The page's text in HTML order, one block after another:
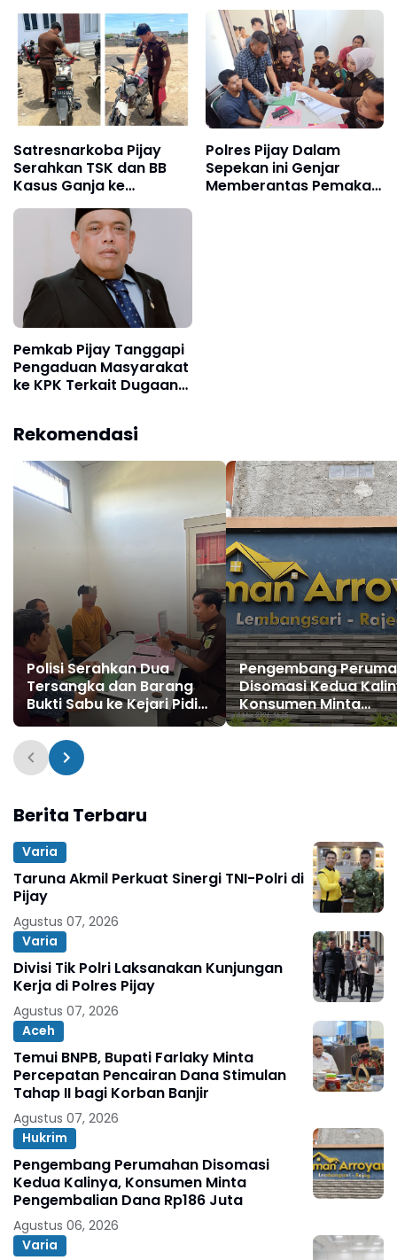
Satresnarkoba Pijay
Serahkan TSK dan BB
Kasus Ganja ke
Kejaksaan
Polres Pijay Dalam
Sepekan ini Genjar
Memberantas Pemakai
Pemkab Pijay Tanggapi
Pengaduan Masyarakat
ke KPK Terkait Dugaan
Rekomendasi
Polisi Serahkan Dua
Tersangka dan Barang
Bukti Sabu ke Kejari Pidie
Jaya
Pengembang
Disomasi Kedua
Konsumen Minta
Pengembalian Dana
Berita Terbaru
Varia
Taruna Akmil Perkuat Sinergi TNI-Polri di
Pijay
Agustus 07, 2026
Varia
Divisi Tik Polri Laksanakan Kunjungan
Kerja di Polres Pijay
Agustus 07, 2026
Aceh
Temui BNPB, Bupati Farlaky Minta
Percepatan Pencairan Dana Stimulan
Tahap II bagi Korban Banjir
Agustus 07, 2026
Hukrim
Pengembang Perumahan Disomasi
Kedua Kalinya, Konsumen Minta
Pengembalian Dana Rp186 Juta
Agustus 06, 2026
Varia